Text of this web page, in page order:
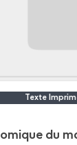
Texte
du